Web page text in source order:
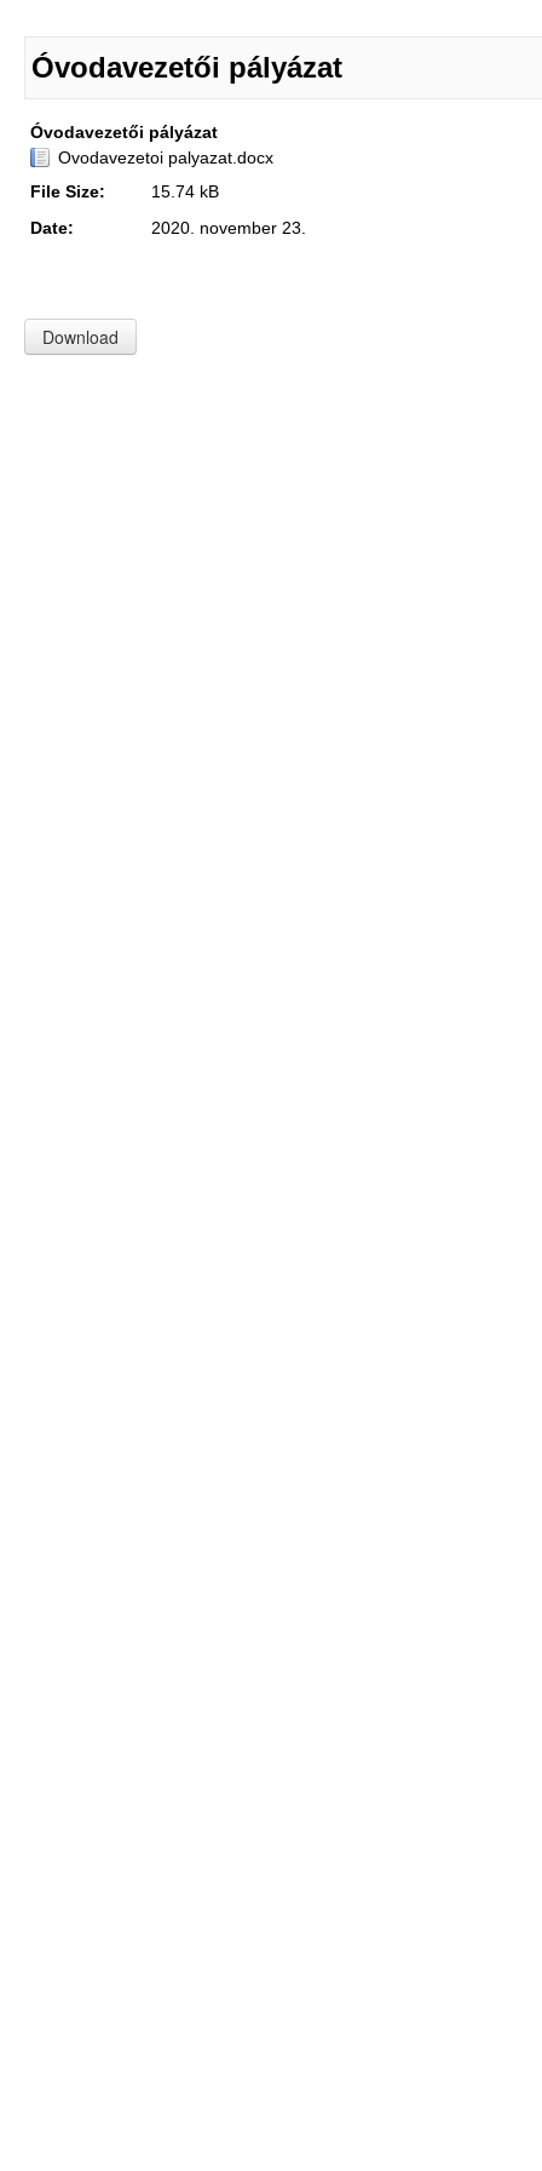
Óvodavezetői pályázat
Óvodavezetői pályázat
Ovodavezetoi palyazat.docx
File Size:
15.74 kB
Date:
2020. november 23.